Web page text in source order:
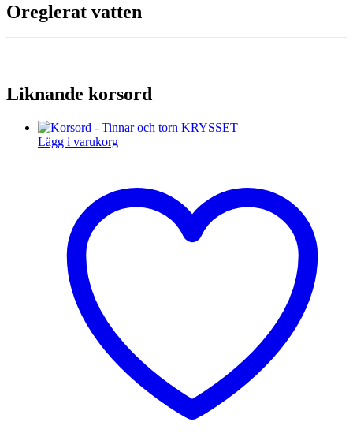
Oreglerat vatten
Liknande korsord
Lägg i varukorg